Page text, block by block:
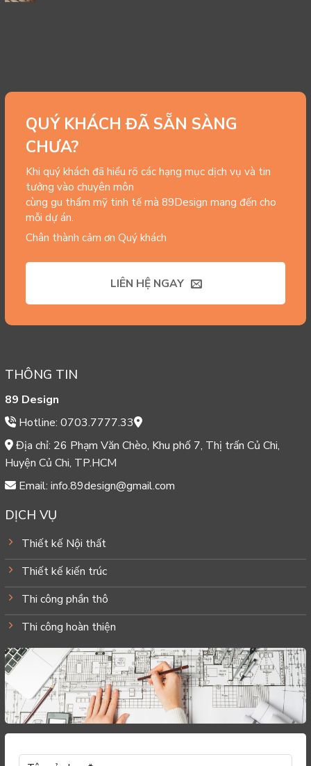
QUÝ KHÁCH ĐÃ SẴN SÀNG
CHƯA?
Khi quý khách đã hiểu rõ các hạng mục dịch vụ và tin
tưởng vào chuyên môn
cùng gu thẩm mỹ tinh tế mà 89Design mang đến cho
mỗi dự án.
Chân thành cảm ơn Quý khách
LIÊN HỆ NGAY
THÔNG TIN
89 Design
Hotline: 0703.7777.33
Địa chỉ: 26 Phạm Văn Chèo, Khu phố 7, Thị trấn Củ Chi,
Huyện Củ Chi, TP.HCM
Email: info.89design@gmail.com
DỊCH VỤ
Thiết kế Nội thất
Thiết kế kiến trúc
Thi công phần thô
Thi công hoàn thiện